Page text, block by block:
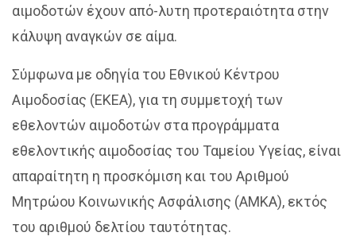
αιμοδοτών έχουν από-λυτη προτεραιότητα στην
κάλυψη αναγκών σε αίμα.
Σύμφωνα με οδηγία του Εθνικού Κέντρου
Αιμοδοσίας (ΕΚΕΑ), για τη συμμετοχή των
εθελοντών αιμοδοτών στα προγράμματα
εθελοντικής αιμοδοσίας του Ταμείου Υγείας, είναι
απαραίτητη η προσκόμιση και του Αριθμού
Μητρώου Κοινωνικής Ασφάλισης (ΑΜΚΑ), εκτός
του αριθμού δελτίου ταυτότητας.